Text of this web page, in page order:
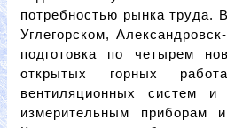
потребностью рынка труда.
Углегорском,
подготовка по четырем
открытых горных
вентиляционных систем и
измерительным приборам